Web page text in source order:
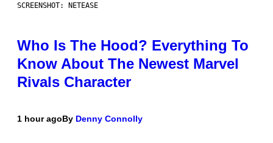
SCREENSHOT: NETEASE
Who Is The Hood? Everything To
Know About The Newest Marvel
Rivals Character
1 hour agoBy Denny Connolly